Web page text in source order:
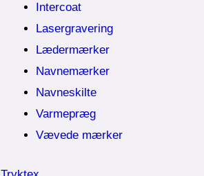
Intercoat
Lasergravering
Lædermærker
Navnemærker
Navneskilte
Varmepræg
Vævede mærker